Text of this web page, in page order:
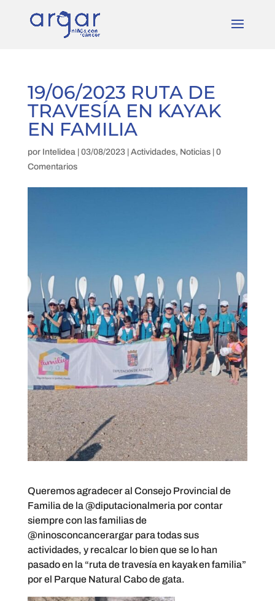
19/06/2023 RUTA DE
TRAVESÍA EN KAYAK
EN FAMILIA
por Intelidea| 03/08/2023| Actividades, Noticias| 0
Comentarios
Queremos agradecer al Consejo Provincial de
Familia de la@diputacionalmeriapor contar
siempre con las familias de
@ninosconcancerargarpara todas sus
actividades, y recalcar lo bien que se lo han
pasado en la “ruta de travesía en kayak en familia”
por el Parque Natural Cabo de gata.